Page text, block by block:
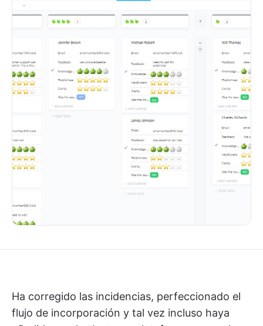
Ha corregido las incidencias, perfeccionado el
flujo de incorporación y tal vez incluso haya